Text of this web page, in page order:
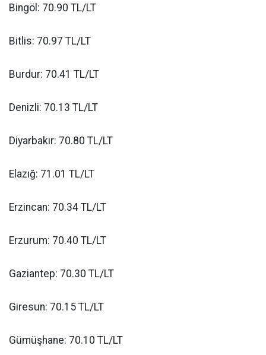
Bingöl: 70.90 TL/LT
Bitlis: 70.97 TL/LT
Burdur: 70.41 TL/LT
Denizli: 70.13 TL/LT
Diyarbakır: 70.80 TL/LT
Elazığ: 71.01 TL/LT
Erzincan: 70.34 TL/LT
Erzurum: 70.40 TL/LT
Gaziantep: 70.30 TL/LT
Giresun: 70.15 TL/LT
Gümüşhane: 70.10 TL/LT